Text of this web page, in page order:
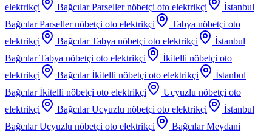
elektrikçi
Bağcılar Parseller nöbetçi oto elektrikçi
İstanbul
Bağcılar Parseller nöbetçi oto elektrikçi Tabya nöbetçi oto
elektrikçi
Bağcılar Tabya nöbetçi oto elektrikçi
İstanbul
Bağcılar Tabya nöbetçi oto elektrikçi İkitelli nöbetçi oto
elektrikçi
Bağcılar İkitelli nöbetçi oto elektrikçi
İstanbul
Bağcılar İkitelli nöbetçi oto elektrikçi Ucyuzlu nöbetçi oto
elektrikçi
Bağcılar Ucyuzlu nöbetçi oto elektrikçi
İstanbul
Bağcılar Ucyuzlu nöbetçi oto elektrikçi Bağcılar Meydani